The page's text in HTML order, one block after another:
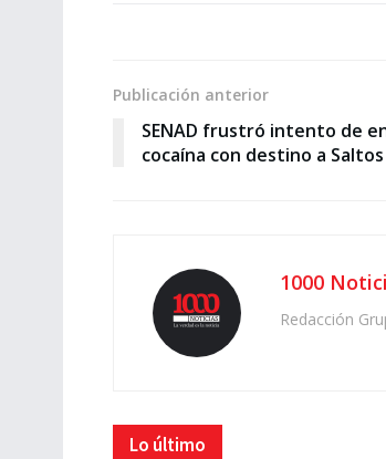
Publicación anterior
SENAD frustró intento de
cocaína con destino a
1000
Redacción
Lo último